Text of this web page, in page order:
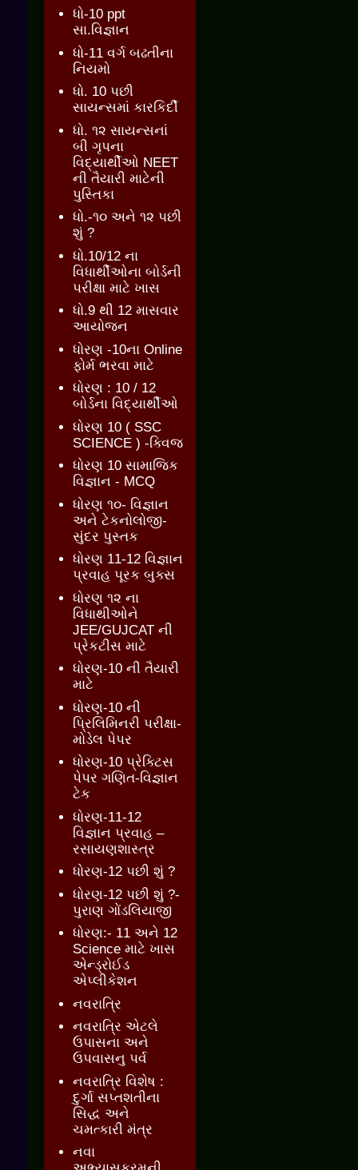
ધો-10 ppt
સા.વિજ્ઞાન
ધો-11 વર્ગ બઢતીના
નિયમો
ધો. 10 પછી
સાયન્સમાં કારકિર્દી
ધો. ૧૨ સાયન્સનાં
બી ગૃપના
વિદ્યાર્થીઓ NEET
ની તૈયારી માટેની
પુસ્તિકા
ધો.-૧૦ અને ૧૨ પછી
શું ?
ધો.10/12 ના
વિધાર્થીઓના બોર્ડની
પરીક્ષા માટે ખાસ
ધો.9 થી 12 માસવાર
આયોજન
ધોરણ -10ના Online
ફોર્મ ભરવા માટે
ધોરણ : 10 / 12
બોર્ડના વિદ્યાર્થીઓ
ધોરણ 10 ( SSC
SCIENCE ) -ક્વિજ
ધોરણ 10 સામાજિક
વિજ્ઞાન - MCQ
ધોરણ ૧૦- વિજ્ઞાન
અને ટેકનોલોજી-
સુંદર પુસ્તક
ધોરણ 11-12 વિજ્ઞાન
પ્રવાહ પૂરક બુક્સ
ધોરણ ૧૨ ના
વિધાથીઓને
JEE/GUJCAT ની
પ્રેકટીસ માટે
ધોરણ-10 ની તૈયારી
માટે
ધોરણ-10 ની
પ્રિલિમિનરી પરીક્ષા-
મોડેલ પેપર
ધોરણ-10 પ્રેક્ટિસ
પેપર ગણિત-વિજ્ઞાન
ટેક
ધોરણ-11-12
વિજ્ઞાન પ્રવાહ –
રસાયણશાસ્ત્ર
ધોરણ-12 પછી શું ?
ધોરણ-12 પછી શું ?-
પુરાણ ગોંડલિયાજી
ધોરણ:- 11 અને 12
Science માટે ખાસ
એન્ડ્રોઈડ
એપ્લીકેશન
નવરાત્રિ
નવરાત્રિ એટલે
ઉપાસના અને
ઉપવાસનુ પર્વ
નવરાત્રિ વિશેષ :
દુર્ગા સપ્તશતીના
સિદ્ધ અને
ચમત્કારી મંત્ર
નવા